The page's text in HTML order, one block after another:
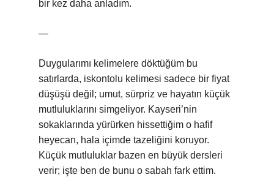
bir kez daha anladım.
—
Duygularımı kelimelere döktüğüm bu
satırlarda, iskontolu kelimesi sadece bir fiyat
düşüşü değil; umut, sürpriz ve hayatın küçük
mutluluklarını simgeliyor. Kayseri’nin
sokaklarında yürürken hissettiğim o hafif
heyecan, hala içimde tazeliğini koruyor.
Küçük mutluluklar bazen en büyük dersleri
verir; işte ben de bunu o sabah fark ettim.